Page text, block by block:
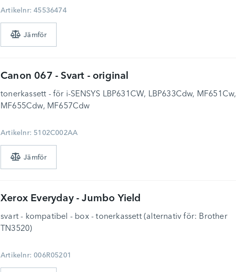
Artikelnr: 45536474
Canon 067 - Svart - original
tonerkassett - för i-SENSYS LBP631CW, LBP633Cdw, MF651Cw,
MF655Cdw, MF657Cdw
Artikelnr: 5102C002AA
Xerox Everyday - Jumbo Yield
svart - kompatibel - box - tonerkassett (alternativ för: Brother
TN3520)
Artikelnr: 006R05201